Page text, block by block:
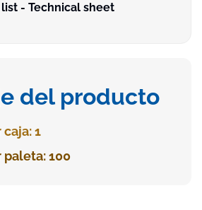
- Technical sheet
del producto
1
100